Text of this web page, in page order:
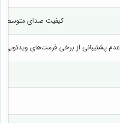
کیفیت صدای متوسط
عدم پشتیبانی از برخی فرمت‌های ویدئویی